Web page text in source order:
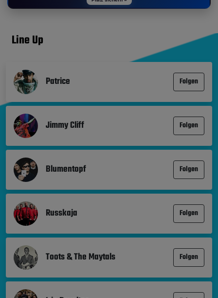
Line Up
Patrice Folgen
Jimmy Cliff Folgen
Blumentopf Folgen
Russkaja Folgen
Toots & The Maytals Folgen